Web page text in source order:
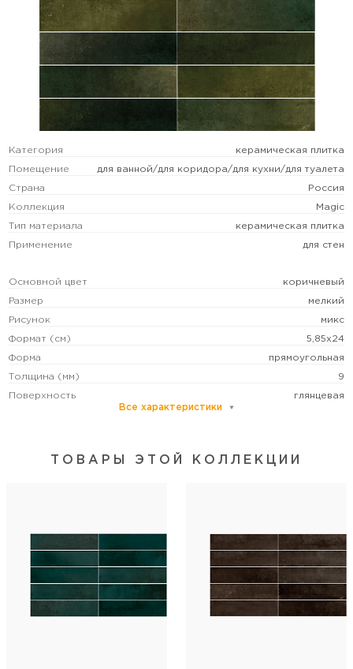
Категория керамическая плитка
Помещение для ванной/для коридора/для кухни/для туалета
Страна Россия
Коллекция Magic
Тип материала керамическая плитка
Применение для стен
Основной цвет коричневый
Размер мелкий
Рисунок микс
Формат (см) 5,85x24
Форма прямоугольная
Толщина (мм) 9
Поверхность глянцевая
72
Кол-во м2 (м.п.) в коробке 1.008
Вес коробки (кг) 16
Кол-во коробок на поддоне 54
Все характеристики
ТОВАРЫ ЭТОЙ КОЛЛЕКЦИИ